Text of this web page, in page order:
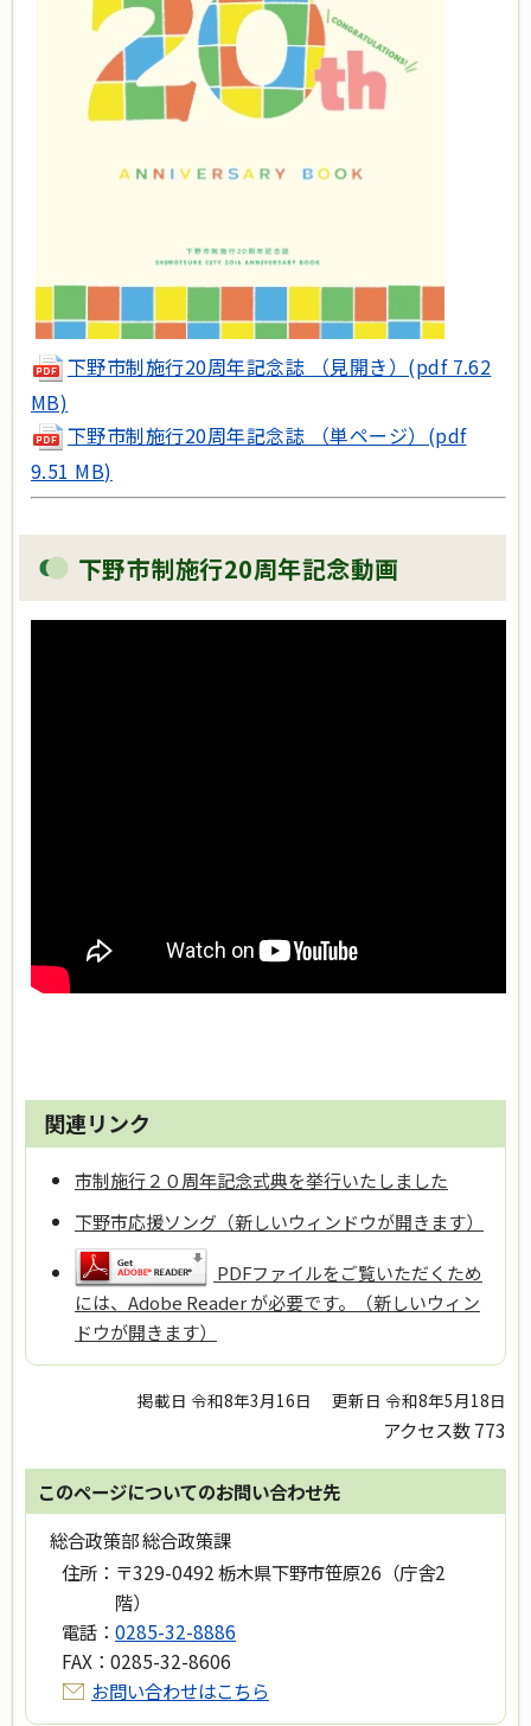
下野市制施行20周年記念誌 （見開き）(pdf 7.62
MB)
下野市制施行20周年記念誌 （単ページ）(pdf
9.51 MB)
下野市制施行20周年記念動画
関連リンク
市制施行２０周年記念式典を挙行いたしました
下野市応援ソング（新しいウィンドウが開きます）
PDFファイルをご覧いただくため
には、Adobe Reader が必要です。（新しいウィン
ドウが開きます）
掲載日 令和8年3月16日 更新日 令和8年5月18日
アクセス数773
このページについてのお問い合わせ先
総合政策部 総合政策課
住所： 〒329-0492 栃木県下野市笹原26（庁舎2
階）
電話： 0285-32-8886
FAX： 0285-32-8606
お問い合わせはこちら